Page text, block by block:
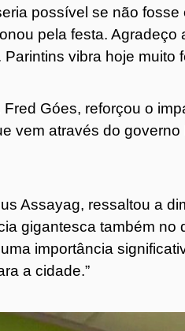
possível se não
pela festa. Agradeço
vibra hoje muito
Góes, reforçou o
vem através do
Assayag, ressaltou a
gigantesca também
importância
a cidade.”